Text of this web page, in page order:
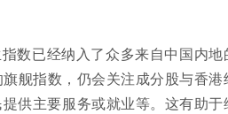
数已经纳入了众多来自中国内地
舰指数，仍会关注成分股与香港
供主要服务或就业等。这有助于